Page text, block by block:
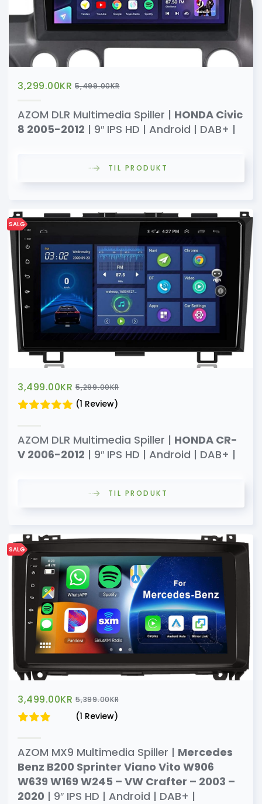
3,299.00KR 5,499.00KR
AZOM DLR Multimedia Spiller | HONDA Civic
8 2005-2012 | 9″ IPS HD | Android | DAB+ |
TIL PRODUKT
SALG
3,499.00KR 5,299.00KR
(1 Review)
AZOM DLR Multimedia Spiller | HONDA CR-
V 2006-2012 | 9″ IPS HD | Android | DAB+ |
TIL PRODUKT
SALG
3,499.00KR 5,399.00KR
(1 Review)
AZOM MX9 Multimedia Spiller | Mercedes
Benz B200 Sprinter Viano Vito W906
W639 W169 W245 – VW Crafter – 2003 –
2020 | 9″ IPS HD | Android | DAB+ |